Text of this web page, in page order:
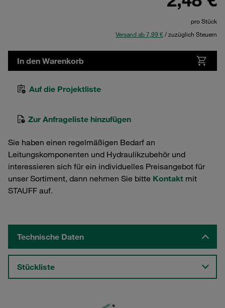
pro Stück
Versand ab 7,99 €/ zuzüglich Steuern
In den Warenkorb
Auf die Projektliste
Zur Anfrageliste hinzufügen
Sie haben einen regelmäßigen Bedarf an
Leitungskomponenten und Hydraulikzubehör und
interessieren sich für ein individuelles Preisangebot für
unser Sortiment, dann nehmen Sie bitte Kontakt mit
STAUFF auf.
Technische Daten
Stückliste